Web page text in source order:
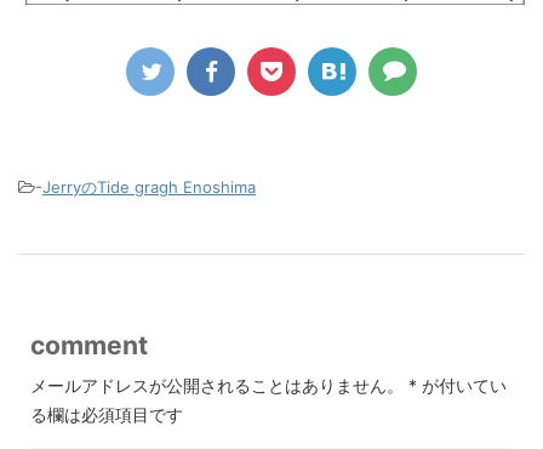
-JerryのTide gragh Enoshima
comment
メールアドレスが公開されることはありません。 * が付いてい
る欄は必須項目です